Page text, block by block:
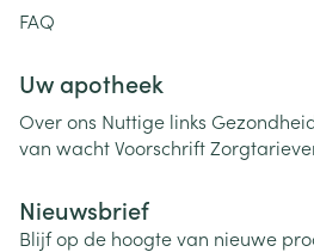
FAQ
Uw apotheek
Over ons Nuttige links
van wachtVoorschrift
Nieuwsbrief
Blijf op de hoogte van nieuwe